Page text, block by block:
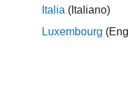
단계 4:프로토타입
모델
Italia (Italiano)
Luxembourg